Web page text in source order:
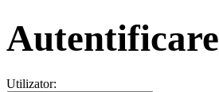
Autentificare
Utilizator: